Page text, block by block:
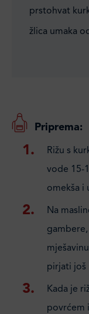
prstohvat
žlica umaka
Priprema:
Rižu s
vode 15-
omekša i
Na
pirjati još
Kada je
povrćem